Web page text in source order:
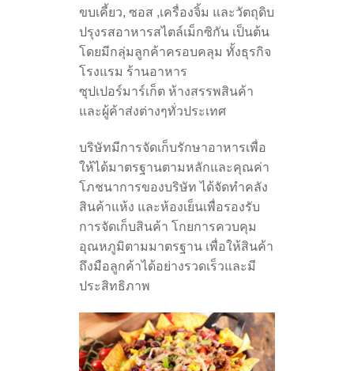
ขบเคี้ยว, ซอส ,เครื่องจิ้ม และวัตถุดิบ
ปรุงรสอาหารสไตล์เม็กซิกัน เป็นต้น
โดยมีกลุ่มลูกค้าครอบคลุม ทั้งธุรกิจ
โรงแรม ร้านอาหาร
ซุปเปอร์มาร์เก็ต ห้างสรรพสินค้า
และผู้ค้าส่งต่างๆทั่วประเทศ
บริษัทมีการจัดเก็บรักษาอาหารเพื่อ
ให้ได้มาตรฐานตามหลักและคุณค่า
โภชนาการของบริษัท ได้จัดทำคลัง
สินค้าแห้ง และห้องเย็นเพื่อรองรับ
การจัดเก็บสินค้า โกยการควบคุม
อุณหภูมิตามมาตรฐาน เพื่อให้สินค้า
ถึงมือลูกค้าได้อย่างรวดเร็วและมี
ประสิทธิภาพ